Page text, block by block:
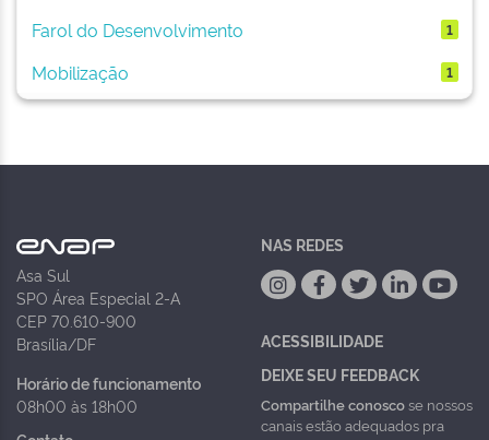
Farol do Desenvolvimento 1
Mobilização 1
Asa Sul
SPO Área Especial 2-A
CEP 70.610-900
Brasília/DF
Horário de funcionamento
08h00 às 18h00
NAS REDES
ACESSIBILIDADE
DEIXE SEU FEEDBACK
Compartilhe conoscose nossos
canais estão adequados pra